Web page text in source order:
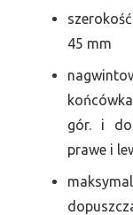
45 mm
gór. i
prawe i